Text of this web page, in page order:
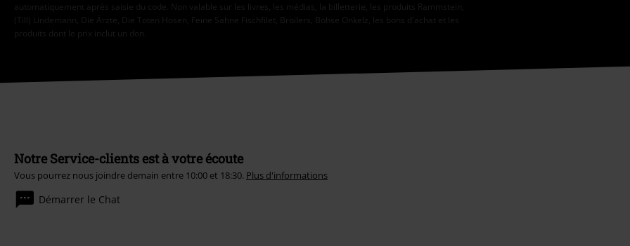
automatiquement après saisie du code. Non valable sur les livres, les médias, la billetterie, les produits Rammstein,
(Till) Lindemann, Die Ärzte, Die Toten Hosen, Feine Sahne Fischfilet, Broilers, Böhse Onkelz, les bons d'achat et les
produits dont le prix inclut un don.
Notre Service-clients est à votre écoute
Vous pourrez nous joindre demain entre 10:00 et 18:30. Plus d'informations
Démarrer le Chat